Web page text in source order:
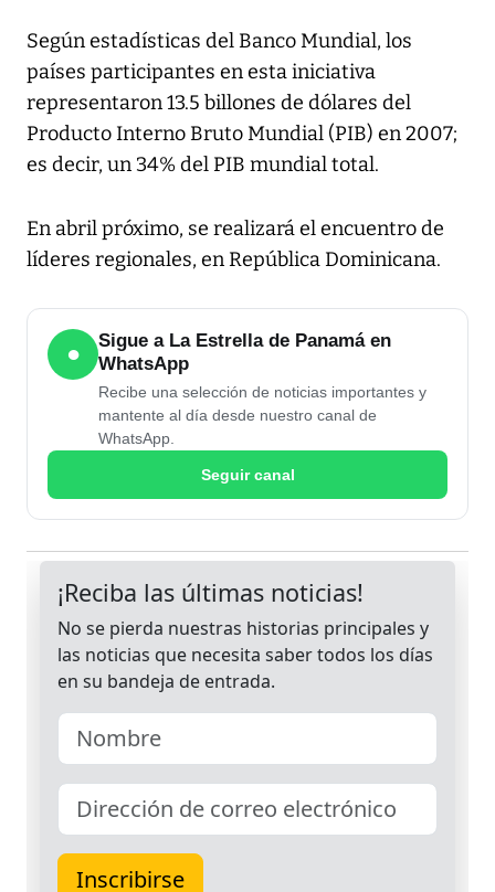
Según estadísticas del Banco Mundial, los
países participantes en esta iniciativa
representaron 13.5 billones de dólares del
Producto Interno Bruto Mundial (PIB) en 2007;
es decir, un 34% del PIB mundial total.
En abril próximo, se realizará el encuentro de
líderes regionales, en República Dominicana.
●
Sigue a La Estrella de Panamá en
WhatsApp
Recibe una selección de noticias importantes y
mantente al día desde nuestro canal de
WhatsApp.
Seguir canal